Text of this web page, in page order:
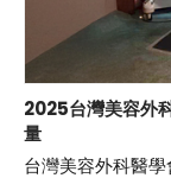
2025台灣美容外
量
台灣美容外科醫